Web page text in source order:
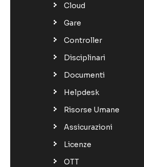
Cloud
Gare
Controller
Disciplinari
Documenti
Helpdesk
Risorse Umane
Assicurazioni
Licenze
OTT